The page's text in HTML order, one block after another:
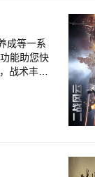
成等一系
能助您快
战术丰富
选 - 画面